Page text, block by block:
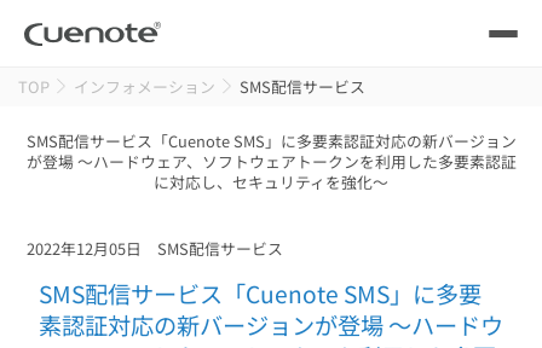
製品
メール配信システム
活用シーン
会員獲得／ニーズ把握
導入事例
サポート
TOP インフォメーション SMS配信サービス
SMS配信サービス「Cuenote SMS」に多要素認証対応の新バージョン
が登場 ～ハードウェア、ソフトウェアトークンを利用した多要素認証
に対応し、セキュリティを強化～
2022年12月05日 SMS配信サービス
SMS配信サービス「Cuenote SMS」に多要
素認証対応の新バージョンが登場 ～ハードウ